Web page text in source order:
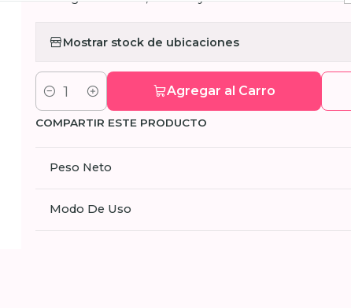
Mostrar stock de ubicaciones
Cantidad
Agregar al Carro
COMPARTIR ESTE PRODUCTO
Peso Neto
Modo De Uso